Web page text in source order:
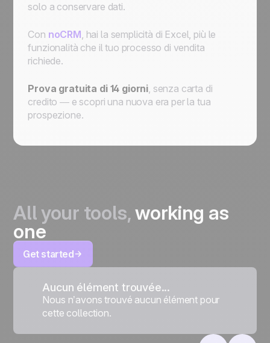
solo a conservare dati.
Con noCRM, hai la semplicità di Excel, più le
funzionalità che il tuo processo di vendita
richiede.
Prova gratuita di 14 giorni, senza carta di
credito — e scopri una nuova era per la tua
prospezione.
All your tools,working as
one
Get started
Aucun élément trouvée...
Nous n’avons trouvé aucun élément pour
cette collection.